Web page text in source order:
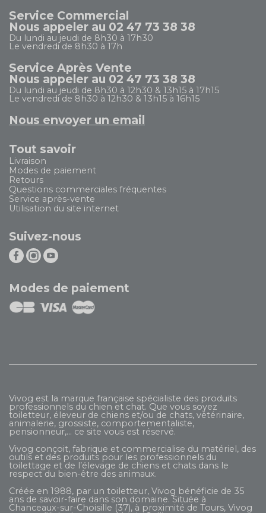
Service Commercial
Nous appeler au 02 47 73 38 38
Du lundi au jeudi de 8h30 à 17h30
Le vendredi de 8h30 à 17h
Service Après Vente
Nous appeler au 02 47 73 38 38
Du lundi au jeudi de 8h30 à 12h30 & 13h15 à 17h15
Le vendredi de 8h30 à 12h30 & 13h15 à 16h15
Nous envoyer un email
Tout savoir
Livraison
Modes de paiement
Retours
Questions commerciales fréquentes
Service après-vente
Utilisation du site internet
Suivez-nous
Modes de paiement
Vivog est la marque française spécialiste des produits
professionnels du chien et chat. Que vous soyez
toiletteur, éleveur de chiens et/ou de chats, vétérinaire,
animalerie, grossiste, comportementaliste,
pensionneur,... ce site vous est réservé.
Vivog conçoit, fabrique et commercialise du matériel, des
outils et des produits pour les professionnels du
toilettage et de l’élevage de chiens et chats dans le
respect du bien-être des animaux.
Créée en 1988, par un toiletteur, Vivog bénéficie de 35
ans de savoir-faire dans son domaine. Située à
Chanceaux-sur-Choisille (37), à proximité de Tours, Vivog